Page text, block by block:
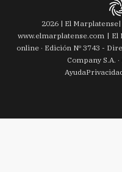
2026| El Marplatense|
www.elmarplatense.com
El
online · Edición Nº 3743 -
Company S.A.
Ayuda